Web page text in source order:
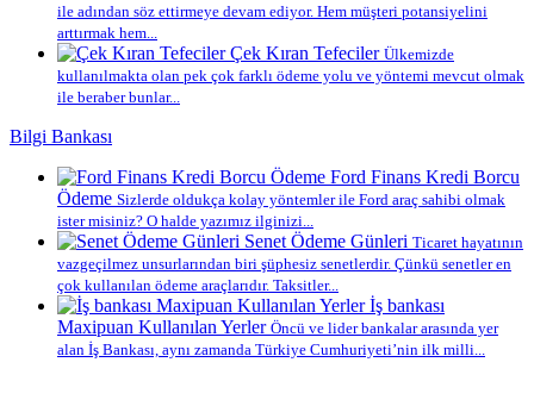
ile adından söz ettirmeye devam ediyor. Hem müşteri potansiyelini
arttırmak hem...
Çek Kıran Tefeciler Ülkemizde
kullanılmakta olan pek çok farklı ödeme yolu ve yöntemi mevcut olmak
ile beraber bunlar...
Bilgi Bankası
Ford Finans Kredi Borcu
Ödeme Sizlerde oldukça kolay yöntemler ile Ford araç sahibi olmak
ister misiniz? O halde yazımız ilginizi...
Senet Ödeme Günleri Ticaret hayatının
vazgeçilmez unsurlarından biri şüphesiz senetlerdir. Çünkü senetler en
çok kullanılan ödeme araçlarıdır. Taksitler...
İş bankası
Maxipuan Kullanılan Yerler Öncü ve lider bankalar arasında yer
alan İş Bankası, aynı zamanda Türkiye Cumhuriyeti’nin ilk milli...